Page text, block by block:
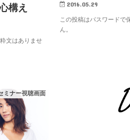
2016.05.29
この投稿はパスワードで
ん。
構え
文はありませ
ミナー視聴画面